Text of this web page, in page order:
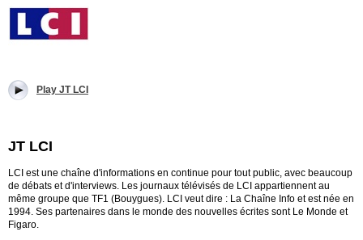
Play JT LCI
JT LCI
LCI est une chaîne d'informations en continue pour tout public, avec beaucoup
de débats et d'interviews. Les journaux télévisés de LCI appartiennent au
même groupe que TF1 (Bouygues). LCI veut dire : La Chaîne Info et est née en
1994. Ses partenaires dans le monde des nouvelles écrites sont Le Monde et
Figaro.